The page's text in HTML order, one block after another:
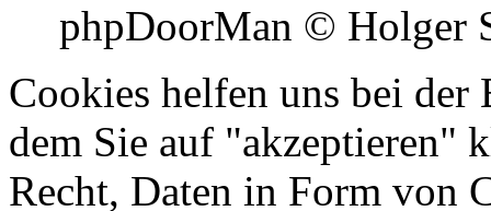
phpDoorMan © Holger
Cookies helfen uns bei der
dem Sie auf "akzeptieren"
Recht, Daten in Form von